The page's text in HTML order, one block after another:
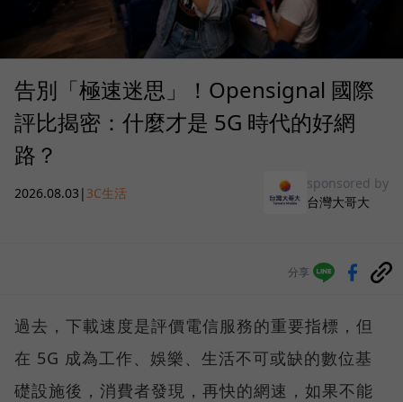
告別「極速迷思」！Opensignal 國際
評比揭密：什麼才是 5G 時代的好網
路？
2026.08.03 | 3C生活
sponsored by
台灣大哥大
分享
過去，下載速度是評價電信服務的重要指標，但
在 5G 成為工作、娛樂、生活不可或缺的數位基
礎設施後，消費者發現，再快的網速，如果不能